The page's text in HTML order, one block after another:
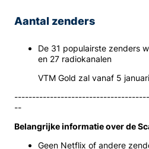
Aantal zenders
De 31 populairste zenders
en 27 radiokanalen
VTM Gold zal vanaf 5
--
Belangrijke informatie over de
Geen Netflix of andere